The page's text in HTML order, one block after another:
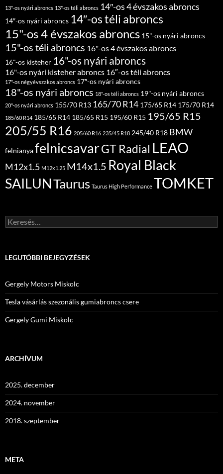
13"-os nyári abroncs 13"-os téli abroncs 14″-os 4 évszakos abroncs
14″-os nyári abroncs 14″-os téli abroncs
15"-os 4 évszakos abroncs 15"-os nyári abroncs
15"-os téli abroncs 16"-os 4 évszakos abroncs
16"-os kisteher 16"-os nyári abroncs
16"-os nyári kisteher abroncs 16″-os téli abroncs
17"-os négyévszakos abroncs 17″-os nyári abroncs
18"-os nyári abroncs 18"-os téli abroncs 19"-os nyári abroncs
20"-os nyári abroncs 155/70 R13 165/70 R14 175/65 R14 175/70 R14
185/60 R14 185/65 R14 185/65 R15 195/60 R15 195/65 R15
205/55 R16 205/60 R16 235/45 R18 245/40 R18 BMW
felnianyafelnicsavarGT Radial LEAO
M12x1.5 M12x1.25 M14x1.5 Royal Black
SAILUNTaurus Taurus High Performance TOMKET
Keresés:
LEGUTÓBBI BEJEGYZÉSEK
Gergely Motors Miskolc
Tesla vásárlás szezonális gumiabroncs csere
Gergely Gumi Miskolc
ARCHÍVUM
2025. december
2024. november
2018. szeptember
META